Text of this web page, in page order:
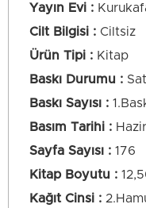
Yayın Evi
Cilt Bilgisi
Ciltsiz
Ürün Tipi
Kitap
Baskı Durumu
Baskı Sayısı
Basım Tarihi
Sayfa Sayısı
176
Kitap Boyutu
Kağıt Cinsi